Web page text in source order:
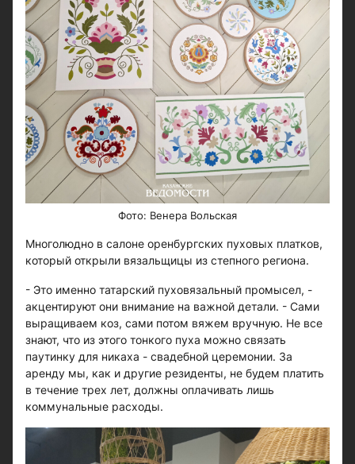
Фото: Венера Вольская
Многолюдно в салоне оренбургских пуховых платков,
который открыли вязальщицы из степного региона.
- Это именно татарский пуховязальный промысел, -
акцентируют они внимание на важной детали. - Сами
выращиваем коз, сами потом вяжем вручную. Не все
знают, что из этого тонкого пуха можно связать
паутинку для никаха - свадебной церемонии. За
аренду мы, как и другие резиденты, не будем платить
в течение трех лет, должны оплачивать лишь
коммунальные расходы.